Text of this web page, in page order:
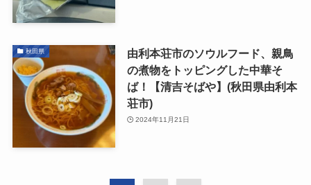
秋田県
由利本荘市のソウルフード、親鳥
の煮物をトッピングした中華そ
ば！【清吉そばや】(秋田県由利本
荘市)
2024年11月21日